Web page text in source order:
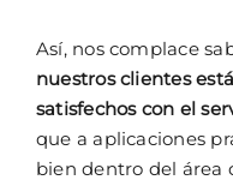
Así, nos complace
nuestros clientes
satisfechos con el
que a aplicaciones
bien dentro del área